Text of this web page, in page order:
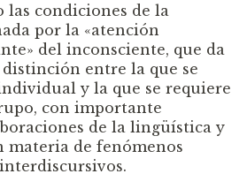
las condiciones de la
por la «atención
del inconsciente, que da
entre la que se
y la que se requiere
con importante
de la lingüística y
materia de fenómenos